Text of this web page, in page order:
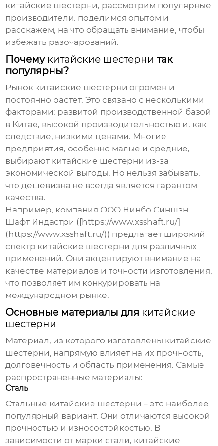
китайские шестерни, рассмотрим популярные
производители, поделимся опытом и
расскажем, на что обращать внимание, чтобы
избежать разочарований.
Почему китайские шестерни так
популярны?
Рынок китайские шестерни огромен и
постоянно растет. Это связано с несколькими
факторами: развитой производственной базой
в Китае, высокой производительностью и, как
следствие, низкими ценами. Многие
предприятия, особенно малые и средние,
выбирают китайские шестерни из-за
экономической выгоды. Но нельзя забывать,
что дешевизна не всегда является гарантом
качества.
Например, компания ООО Нинбо Синшэн
Шафт Индастри ([https://www.xsshaft.ru/]
(https://www.xsshaft.ru/)) предлагает широкий
спектр китайские шестерни для различных
применений. Они акцентируют внимание на
качестве материалов и точности изготовления,
что позволяет им конкурировать на
международном рынке.
Основные материалы для китайские
шестерни
Материал, из которого изготовлены китайские
шестерни, напрямую влияет на их прочность,
долговечность и область применения. Самые
распространенные материалы:
Сталь
Стальные китайские шестерни – это наиболее
популярный вариант. Они отличаются высокой
прочностью и износостойкостью. В
зависимости от марки стали, китайские